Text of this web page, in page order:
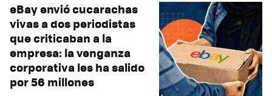
eBay envió cucarachas
vivas a dos periodistas
que criticaban a la
empresa: la venganza
corporativa les ha salido
por 56 millones